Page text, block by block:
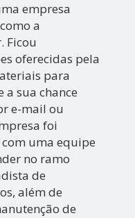
empresa
a
Ficou
oferecidas pela
para
a sua chance
e-mail ou
foi
uma equipe
no ramo
de
além de
de